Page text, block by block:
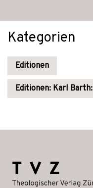
Kategorien
Editionen
Editionen: Karl